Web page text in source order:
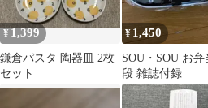
¥1,399
鎌倉パスタ 陶器皿 2枚
セット
¥ 1,450
SOU・SOU お弁
段 雑誌付録